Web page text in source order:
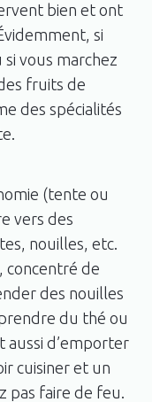
bien et ont
si
si vous marchez
fruits de
des spécialités
(tente ou
vers des
nouilles, etc.
concentré de
des nouilles
du thé ou
aussi d’emporter
cuisiner et un
pas faire de feu.